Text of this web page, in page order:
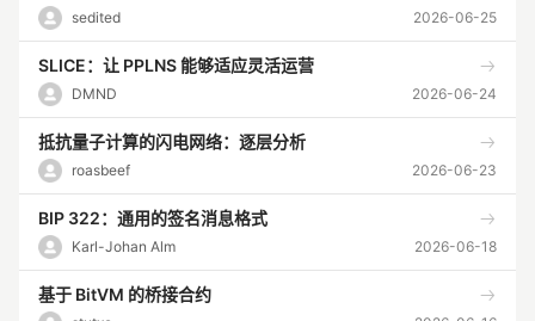
sedited 2026-06-25
SLICE：让 PPLNS 能够适应灵活运营
DMND 2026-06-24
抵抗量子计算的闪电网络：逐层分析
roasbeef 2026-06-23
BIP 322：通用的签名消息格式
Karl-Johan Alm 2026-06-18
基于 BitVM 的桥接合约